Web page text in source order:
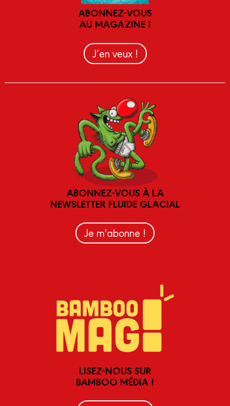
ABONNEZ-VOUS
AU MAGAZINE !
J’en veux !
ABONNEZ-VOUS À LA
NEWSLETTER FLUIDE GLACIAL
Je m'abonne !
LISEZ-NOUS SUR
BAMBOO MÉDIA !